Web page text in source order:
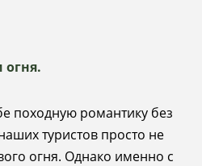
походную романтику без
туристов просто не
огня. Однако именно с